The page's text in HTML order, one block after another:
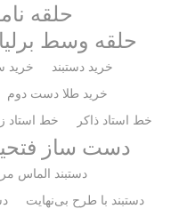
حلقه
حلقه وسط
خرید دستبند
خرید
خرید طلا دست دوم
خط استاد ذاکر
خط استاد
دست ساز
دستبند الماس
دستبند با طرح بی‌نهایت